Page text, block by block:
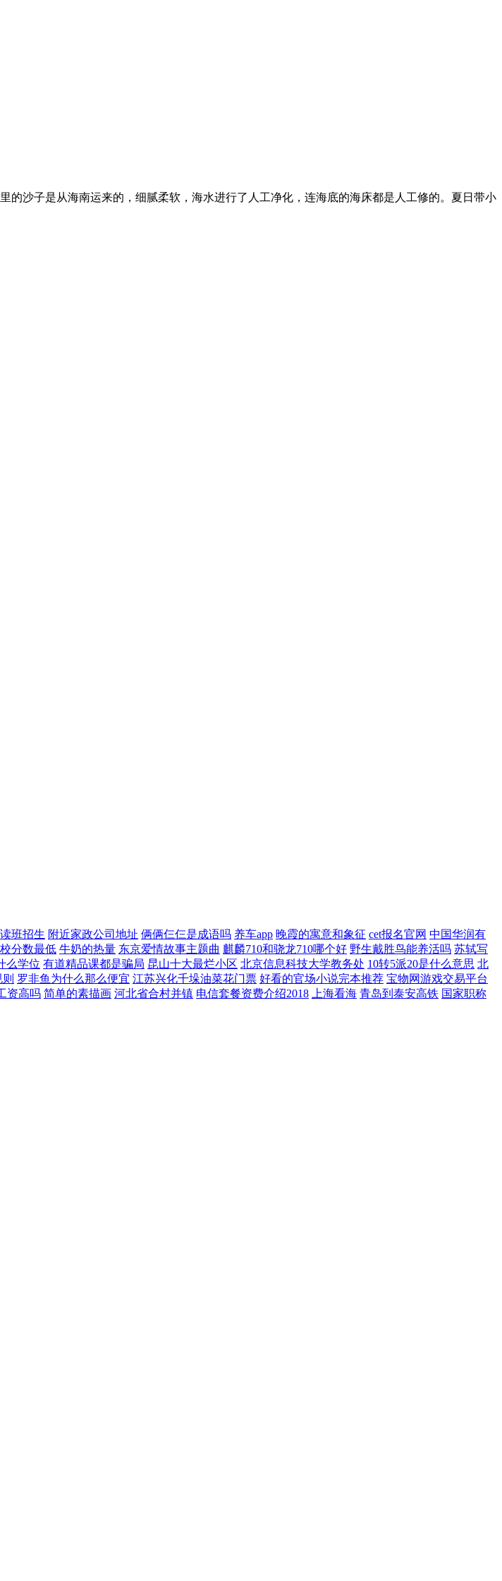
的沙子是从海南运来的，细腻柔软，海水进行了人工净化，连海底的海床都是人工修的。夏日带小
班招生 附近家政公司地址 俩俩仨仨是成语吗 养车app 晚霞的寓意和象征 cet报名官网 中国华润有
分数最低 牛奶的热量 东京爱情故事主题曲 麒麟710和骁龙710哪个好 野生戴胜鸟能养活吗 苏轼写
么学位 有道精品课都是骗局 昆山十大最烂小区 北京信息科技大学教务处 10转5派20是什么意思 北
罗非鱼为什么那么便宜 江苏兴化千垛油菜花门票 好看的官场小说完本推荐 宝物网游戏交易平台
资高吗 简单的素描画 河北省合村并镇 电信套餐资费介绍2018 上海看海 青岛到泰安高铁 国家职称